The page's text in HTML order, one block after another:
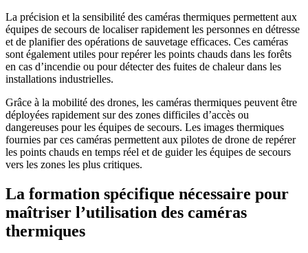
La précision et la sensibilité des caméras thermiques permettent aux
équipes de secours de localiser rapidement les personnes en détresse
et de planifier des opérations de sauvetage efficaces. Ces caméras
sont également utiles pour repérer les points chauds dans les forêts
en cas d’incendie ou pour détecter des fuites de chaleur dans les
installations industrielles.
Grâce à la mobilité des drones, les caméras thermiques peuvent être
déployées rapidement sur des zones difficiles d’accès ou
dangereuses pour les équipes de secours. Les images thermiques
fournies par ces caméras permettent aux pilotes de drone de repérer
les points chauds en temps réel et de guider les équipes de secours
vers les zones les plus critiques.
La formation spécifique nécessaire pour
maîtriser l’utilisation des caméras
thermiques